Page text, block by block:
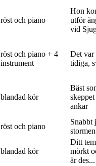
röst och piano
Hon
utför
vid
röst och piano + 4
instrument
Det var
tidiga,
blandad kör
Bäst
ankar
röst och piano
Snabbt
blandad kör
Ditt
mörkt
är des...